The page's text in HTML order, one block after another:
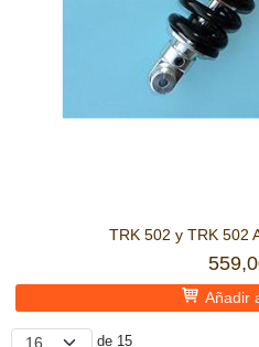
TRK 502 y TRK 502
Añadir
de 15